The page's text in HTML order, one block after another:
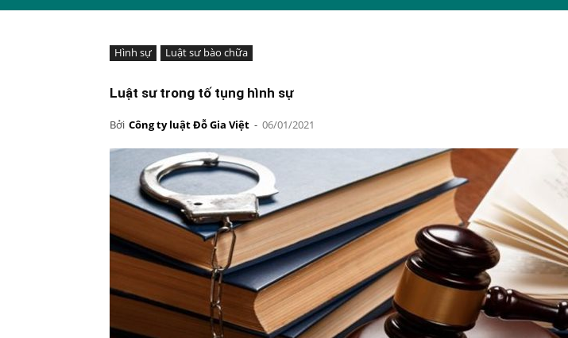
Hình sự Luật sư bào chữa
Luật sư trong tố tụng hình sự
Bởi Công ty luật Đỗ Gia Việt - 06/01/2021